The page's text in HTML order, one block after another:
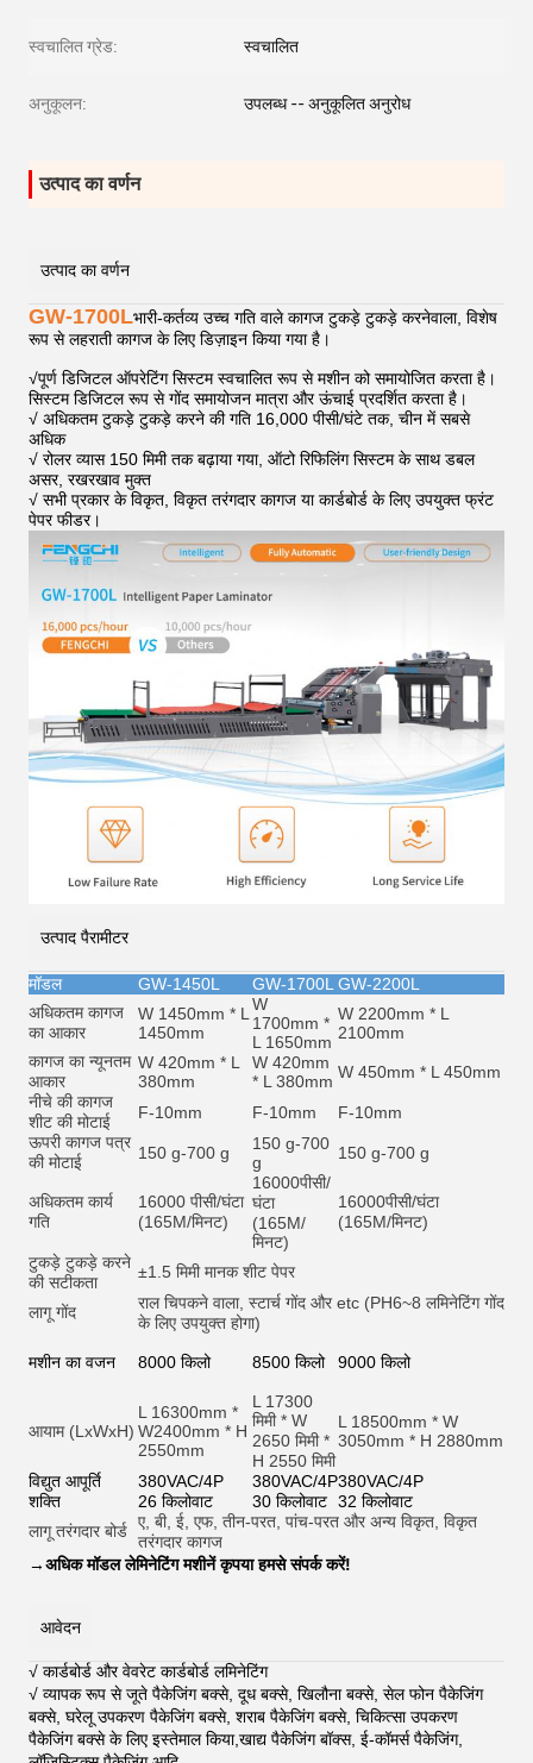
स्वचालित ग्रेड: स्वचालित
अनुकूलन: उपलब्ध -- अनुकूलित अनुरोध
उत्पाद का वर्णन
उत्पाद का वर्णन
GW-1700Lभारी-कर्तव्य उच्च गति वाले कागज टुकड़े टुकड़े करनेवाला, विशेष
रूप से लहराती कागज के लिए डिज़ाइन किया गया है।
√पूर्ण डिजिटल ऑपरेटिंग सिस्टम स्वचालित रूप से मशीन को समायोजित करता है।
सिस्टम डिजिटल रूप से गोंद समायोजन मात्रा और ऊंचाई प्रदर्शित करता है।
√ अधिकतम टुकड़े टुकड़े करने की गति 16,000 पीसी/घंटे तक, चीन में सबसे
अधिक
√ रोलर व्यास 150 मिमी तक बढ़ाया गया, ऑटो रिफिलिंग सिस्टम के साथ डबल
असर, रखरखाव मुक्त
√ सभी प्रकार के विकृत, विकृत तरंगदार कागज या कार्डबोर्ड के लिए उपयुक्त फ्रंट
पेपर फीडर।
उत्पाद पैरामीटर
मॉडल GW-1450L GW-1700L GW-2200L
अधिकतम कागज
का आकार
W 1450mm * L
1450mm
W
1700mm *
L 1650mm
W 2200mm * L
2100mm
कागज का न्यूनतम
आकार
W 420mm * L
380mm
W 420mm
* L 380mm W 450mm * L 450mm
नीचे की कागज
शीट की मोटाई
F-10mm F-10mm
F-10mm
ऊपरी कागज पत्र
की मोटाई
150 g-700 g
150 g-700
g
150 g-700 g
अधिकतम कार्य
गति
16000 पीसी/घंटा
(165M/मिनट)
16000पीसी/
घंटा
(165M/
मिनट)
16000पीसी/घंटा
(165M/मिनट)
टुकड़े टुकड़े करने
की सटीकता
±1.5 मिमी मानक शीट पेपर
लागू गोंद राल चिपकने वाला, स्टार्च गोंद और etc (PH6~8 लमिनेटिंग गोंद
के लिए उपयुक्त होगा)
मशीन का वजन 8000 किलो 8500 किलो 9000 किलो
आयाम (LxWxH)
L 16300mm *
W2400mm * H
2550mm
L 17300
मिमी * W
2650 मिमी *
H 2550 मिमी
L 18500mm * W
3050mm * H 2880mm
विद्युत आपूर्ति 380VAC/4P 380VAC/4P380VAC/4P
शक्ति
26 किलोवाट 30 किलोवाट 32 किलोवाट
लागू तरंगदार बोर्ड ए, बी, ई, एफ, तीन-परत, पांच-परत और अन्य विकृत, विकृत
तरंगदार कागज
→अधिक मॉडल लेमिनेटिंग मशीनें कृपया हमसे संपर्क करें!
आवेदन
√ कार्डबोर्ड और वेवरेट कार्डबोर्ड लमिनेटिंग
√ व्यापक रूप से जूते पैकेजिंग बक्से, दूध बक्से, खिलौना बक्से, सेल फोन पैकेजिंग
बक्से, घरेलू उपकरण पैकेजिंग बक्से, शराब पैकेजिंग बक्से, चिकित्सा उपकरण
पैकेजिंग बक्से के लिए इस्तेमाल किया,खाद्य पैकेजिंग बॉक्स, ई-कॉमर्स पैकेजिंग,